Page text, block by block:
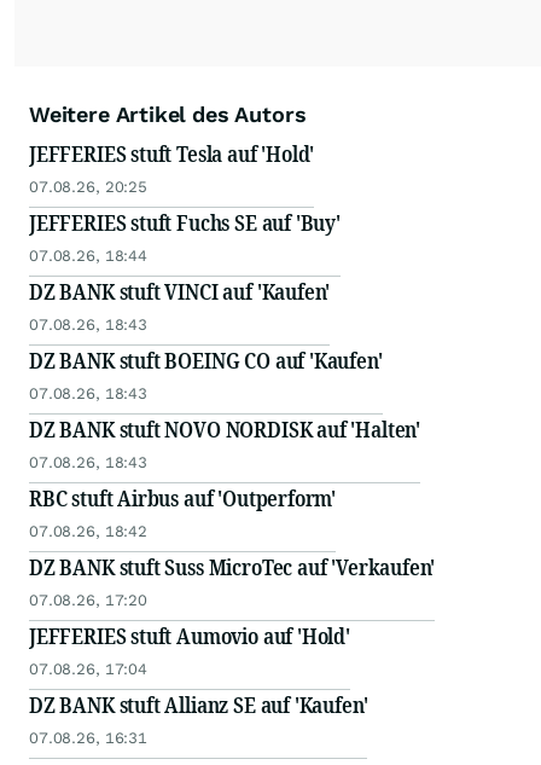
Weitere Artikel des Autors
JEFFERIES stuft Tesla auf 'Hold'
07.08.26, 20:25
JEFFERIES stuft Fuchs SE auf 'Buy'
07.08.26, 18:44
DZ BANK stuft VINCI auf 'Kaufen'
07.08.26, 18:43
DZ BANK stuft BOEING CO auf 'Kaufen'
07.08.26, 18:43
DZ BANK stuft NOVO NORDISK auf 'Halten'
07.08.26, 18:43
RBC stuft Airbus auf 'Outperform'
07.08.26, 18:42
DZ BANK stuft Suss MicroTec auf 'Verkaufen'
07.08.26, 17:20
JEFFERIES stuft Aumovio auf 'Hold'
07.08.26, 17:04
DZ BANK stuft Allianz SE auf 'Kaufen'
07.08.26, 16:31